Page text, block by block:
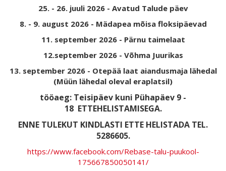
25. - 26. juuli 2026 - Avatud Talude päev
8. - 9. august 2026 - Mädapea mõisa floksipäevad
11. september 2026 - Pärnu taimelaat
12.september 2026 - Võhma Juurikas
13. september 2026 - Otepää laat aiandusmaja lähedal
(Müün lähedal oleval eraplatsil)
tööaeg: Teisipäev kuni Pühapäev 9 -
18 ETTEHELISTAMISEGA.
ENNE TULEKUT KINDLASTI ETTE HELISTADA TEL.
5286605.
https://www.facebook.com/Rebase-talu-puukool-
175667850050141/